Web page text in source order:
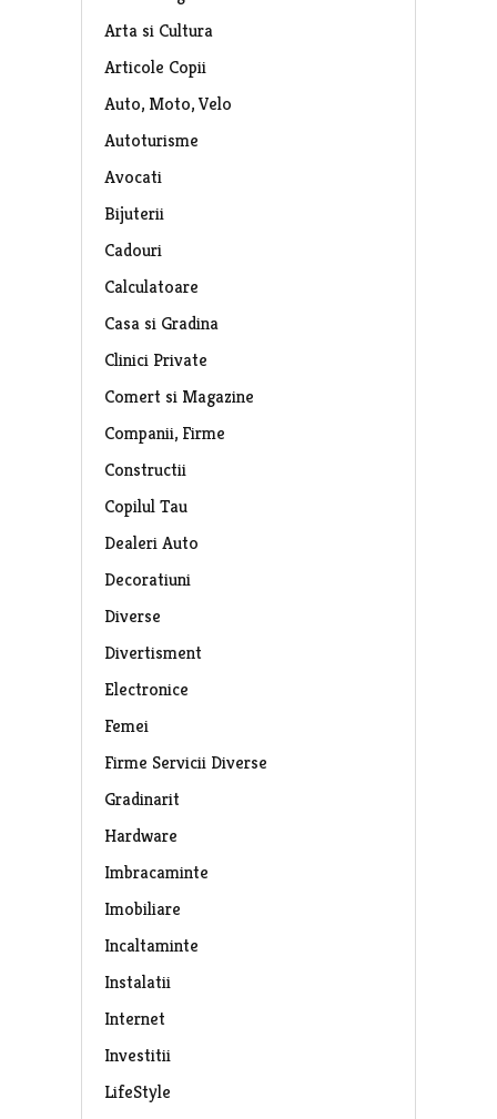
Arta si Cultura
Articole Copii
Auto, Moto, Velo
Autoturisme
Avocati
Bijuterii
Cadouri
Calculatoare
Casa si Gradina
Clinici Private
Comert si Magazine
Companii, Firme
Constructii
Copilul Tau
Dealeri Auto
Decoratiuni
Diverse
Divertisment
Electronice
Femei
Firme Servicii Diverse
Gradinarit
Hardware
Imbracaminte
Imobiliare
Incaltaminte
Instalatii
Internet
Investitii
LifeStyle